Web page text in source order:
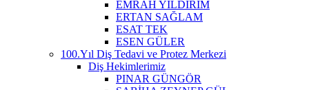
EMRAH YILDIRIM
ERTAN SAĞLAM
ESAT TEK
ESEN GÜLER
100.Yıl Diş Tedavi ve Protez Merkezi
Diş Hekimlerimiz
PINAR GÜNGÖR